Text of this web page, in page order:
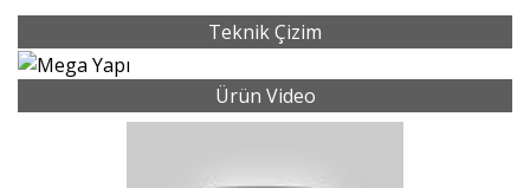
Teknik Çizim
Ürün Video